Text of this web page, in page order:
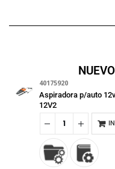
40175920
Aspiradora p/auto
12V2